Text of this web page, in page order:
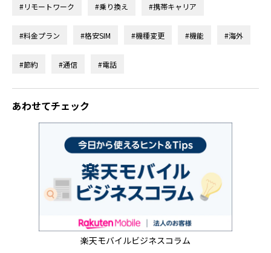
#リモートワーク #乗り換え #携帯キャリア
#料金プラン #格安SIM #機種変更 #機能 #海外
#節約 #通信 #電話
あわせてチェック
楽天モバイルビジネスコラム